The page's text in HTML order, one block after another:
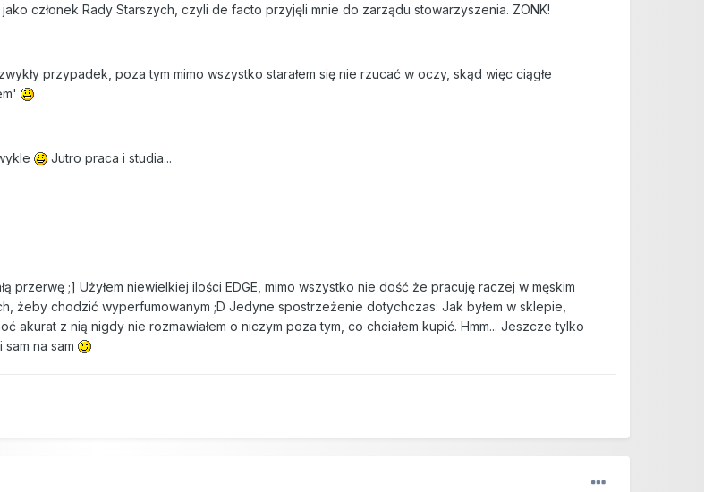
członek Rady Starszych, czyli de facto przyjęli mnie do zarządu stowarzyszenia. ZONK!
przypadek, poza tym mimo wszystko starałem się nie rzucać w oczy, skąd więc ciągłe
Jutro praca i studia...
przerwę ;] Użyłem niewielkiej ilości EDGE, mimo wszystko nie dość że pracuję raczej w męskim
żeby chodzić wyperfumowanym ;D Jedyne spostrzeżenie dotychczas: Jak byłem w sklepie,
akurat z nią nigdy nie rozmawiałem o niczym poza tym, co chciałem kupić. Hmm... Jeszcze tylko
sam na sam